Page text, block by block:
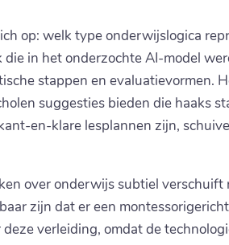
op: welk type onderwijslogica
in het onderzochte AI-model
stappen en evaluatievormen.
suggesties bieden die haaks
en-klare lesplannen zijn,
over onderwijs subtiel verschuift
zijn dat er een
verleiding, omdat de